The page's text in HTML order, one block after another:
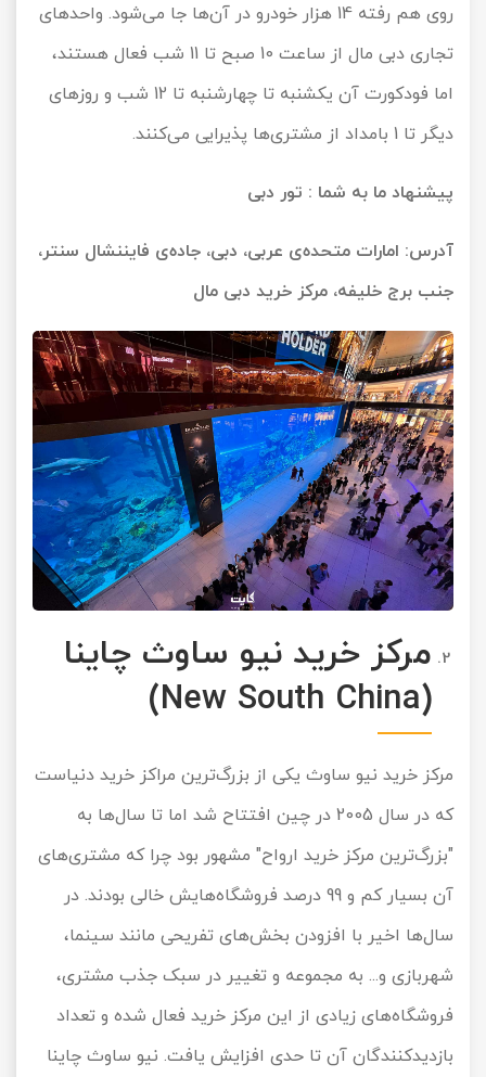
روی هم رفته 14 هزار خودرو در آن‌ها جا می‌شود. واحدهای
تجاری دبی مال از ساعت 10 صبح تا 11 شب فعال هستند،
اما فودکورت آن یکشنبه تا چهارشنبه تا 12 شب و روزهای
دیگر تا 1 بامداد از مشتری‌ها پذیرایی می‌کنند.
پیشنهاد ما به شما : تور دبی
آدرس: امارات متحده‌ی عربی، دبی، جاده‌ی فایننشال سنتر،
جنب برج خلیفه، مرکز خرید دبی مال
مرکز خرید نیو ساوث چاینا
(New South China)
مرکز خرید نیو ساوث یکی از بزرگ‌ترین مراکز خرید دنیاست
که در سال 2005 در چین افتتاح شد اما تا سال‌ها به
"بزرگ‌ترین مرکز خرید ارواح" مشهور بود چرا که مشتری‌های
آن بسیار کم و 99 درصد فروشگاه‌هایش خالی بودند. در
سال‌ها اخیر با افزودن بخش‌های تفریحی مانند سینما،
شهربازی و... به مجموعه و تغییر در سبک جذب مشتری،
فروشگاه‌های زیادی از این مرکز خرید فعال شده و تعداد
بازدیدکنندگان آن تا حدی افزایش یافت. نیو ساوث چاینا